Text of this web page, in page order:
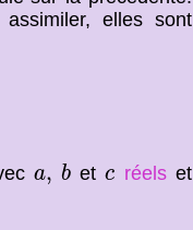
elles sont
a,
a b
b etc
c réelset